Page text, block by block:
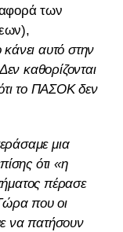
των
αυτό στην
καθορίζονται
το ΠΑΣΟΚ δεν
μια
ότι «η
πέρασε
που οι
να πατήσουν